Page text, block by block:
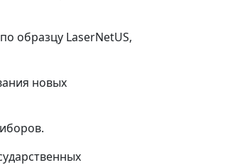
образцу LaserNetUS,
новых